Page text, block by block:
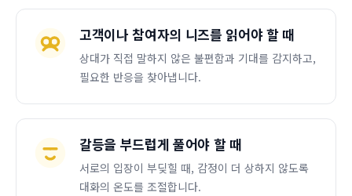
고객이나 참여자의 니즈를 읽어야 할 때
상대가 직접 말하지 않은 불편함과 기대를 감지하고,
필요한 반응을 찾아냅니다.
갈등을 부드럽게 풀어야 할 때
서로의 입장이 부딪힐 때, 감정이 더 상하지 않도록
대화의 온도를 조절합니다.